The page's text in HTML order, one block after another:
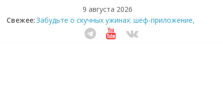
9 августа 2026
Свежее:Забудьте о скучных ужинах: шеф-приложение,
которое видит вашу еду насквозь
Небо зовёт: как бизнес на полётах дронов и